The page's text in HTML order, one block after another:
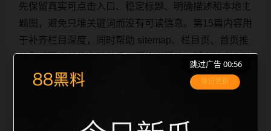
先保留真实可点击入口、稳定标题、明确描述和本地主
题图，避免只堆关键词而没有可读信息。第15篇内容用
于补齐栏目深度，同时帮助 sitemap、栏目页、首页推
荐形成更自然的内链关系。图片说明统一绑定站点主关
键词、栏目词和文章标题，让搜索引擎能够从标题、正
跳过广告 00:56